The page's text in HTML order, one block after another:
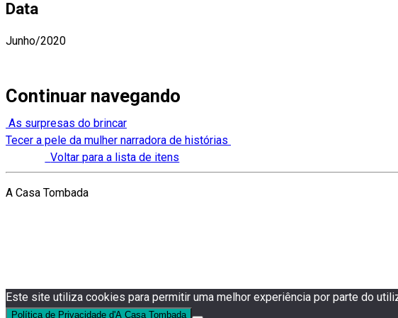
Data
Junho/2020
Continuar navegando
As surpresas do brincar
Tecer a pele da mulher narradora de histórias
Voltar para a lista de itens
A Casa Tombada
Este site utiliza cookies para permitir uma melhor experiência por parte do
Política de Privacidade d'A Casa Tombada